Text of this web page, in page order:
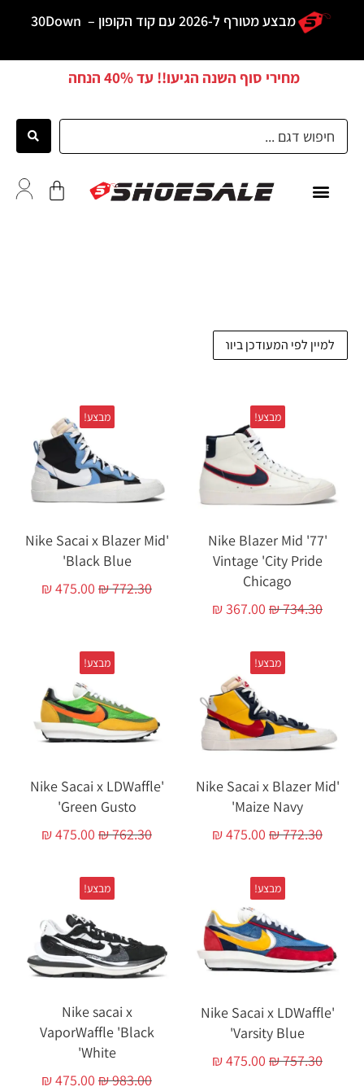
מבצע מטורף ל-2026 עם קוד הקופון – 30Down
מחירי סוף השנה הגיעו!! עד40% הנחה
מבצע!
'Nike Blazer Mid '77
Vintage 'City Pride
Chicago
₪734.30
₪367.00
מבצע!
'Nike Sacai x Blazer Mid
'Black Blue
₪772.30
₪475.00
מבצע!
'Nike Sacai x Blazer Mid
'Maize Navy
₪772.30
₪475.00
מבצע!
'Nike Sacai x LDWaffle
'Green Gusto
₪762.30
₪475.00
מבצע!
'Nike Sacai x LDWaffle
'Varsity Blue
₪757.30
₪475.00
מבצע!
Nike sacai x
VaporWaffle 'Black
White'
₪983.00
₪475.00